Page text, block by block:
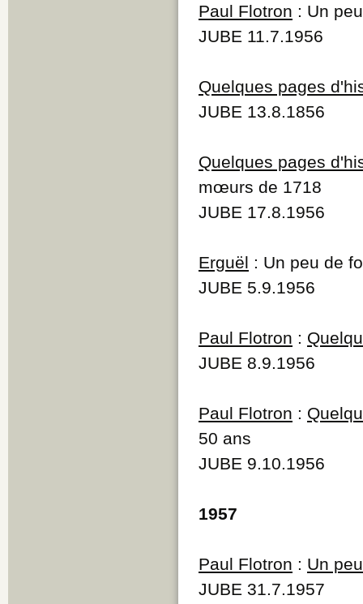
Paul Flotron : Un
JUBE 11.7.1956
Quelques pages
JUBE 13.8.1856
Quelques pages
mœurs de 1718
JUBE 17.8.1956
Erguël : Un peu de
JUBE 5.9.1956
Paul Flotron :
JUBE 8.9.1956
Paul Flotron :
50 ans
JUBE 9.10.1956
1957
Paul Flotron : Un
JUBE 31.7.1957